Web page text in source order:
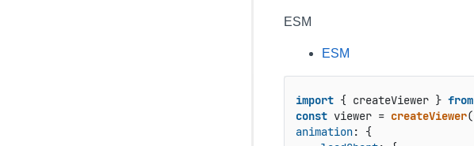
ESM
ESM
import { createViewer } from
const viewer = createViewer
animation: {